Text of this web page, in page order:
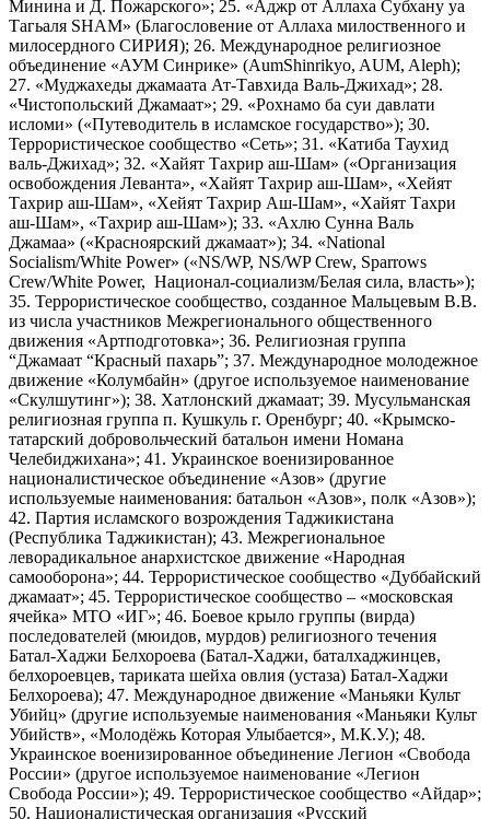
Минина и Д. Пожарского»; 25. «Аджр от Аллаха Субхану уа
Тагьаля SHAM» (Благословение от Аллаха милоственного и
милосердного СИРИЯ); 26. Международное религиозное
объединение «АУМ Синрике» (AumShinrikyo, AUM, Aleph);
27. «Муджахеды джамаата Ат-Тавхида Валь-Джихад»; 28.
«Чистопольский Джамаат»; 29. «Рохнамо ба суи давлати
исломи» («Путеводитель в исламское государство»); 30.
Террористическое сообщество «Сеть»; 31. «Катиба Таухид
валь-Джихад»; 32. «Хайят Тахрир аш-Шам» («Организация
освобождения Леванта», «Хайят Тахрир аш-Шам», «Хейят
Тахрир аш-Шам», «Хейят Тахрир Аш-Шам», «Хайят Тахри
аш-Шам», «Тахрир аш-Шам»); 33. «Ахлю Сунна Валь
Джамаа» («Красноярский джамаат»); 34. «National
Socialism/White Power» («NS/WP, NS/WP Crew, Sparrows
Crew/White Power, Национал-социализм/Белая сила, власть»);
35. Террористическое сообщество, созданное Мальцевым В.В.
из числа участников Межрегионального общественного
движения «Артподготовка»; 36. Религиозная группа
“Джамаат “Красный пахарь”; 37. Международное молодежное
движение «Колумбайн» (другое используемое наименование
«Скулшутинг»); 38. Хатлонский джамаат; 39. Мусульманская
религиозная группа п. Кушкуль г. Оренбург; 40. «Крымско-
татарский добровольческий батальон имени Номана
Челебиджихана»; 41. Украинское военизированное
националистическое объединение «Азов» (другие
используемые наименования: батальон «Азов», полк «Азов»);
42. Партия исламского возрождения Таджикистана
(Республика Таджикистан); 43. Межрегиональное
леворадикальное анархистское движение «Народная
самооборона»; 44. Террористическое сообщество «Дуббайский
джамаат»; 45. Террористическое сообщество – «московская
ячейка» МТО «ИГ»; 46. Боевое крыло группы (вирда)
последователей (мюидов, мурдов) религиозного течения
Батал-Хаджи Белхороева (Батал-Хаджи, баталхаджинцев,
белхороевцев, тариката шейха овлия (устаза) Батал-Хаджи
Белхороева); 47. Международное движение «Маньяки Культ
Убийц» (другие используемые наименования «Маньяки Культ
Убийств», «Молодёжь Которая Улыбается», М.К.У.); 48.
Украинское военизированное объединение Легион «Свобода
России» (другое используемое наименование «Легион
Свобода России»); 49. Террористическое сообщество «Айдар»;
50. Националистическая организация «Русский